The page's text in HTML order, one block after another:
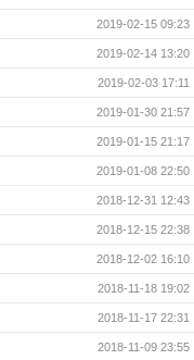
2019-02-15 09:23
2019-02-14 13:20
2019-02-03 17:11
2019-01-30 21:57
2019-01-15 21:17
2019-01-08 22:50
2018-12-31 12:43
2018-12-15 22:38
2018-12-02 16:10
2018-11-18 19:02
2018-11-17 22:31
2018-11-09 23:55